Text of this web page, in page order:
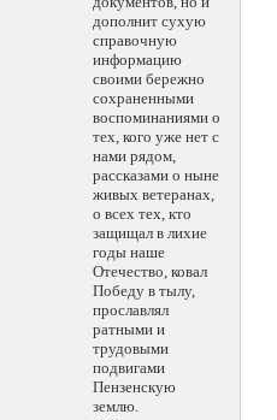
дополнит сухую
справочную
информацию
своими бережно
сохраненными
воспоминаниями о
тех, кого уже нет с
нами рядом,
рассказами о ныне
живых ветеранах,
о всех тех, кто
защищал в лихие
годы наше
Отечество, ковал
Победу в тылу,
прославлял
ратными и
трудовыми
подвигами
Пензенскую
землю.